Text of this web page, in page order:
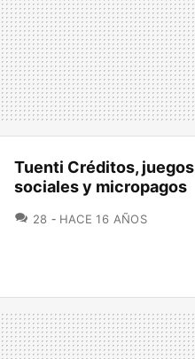
Tuenti Créditos, juegos
sociales y micropagos
28 COMENTARIOS
HACE 16 AÑOS